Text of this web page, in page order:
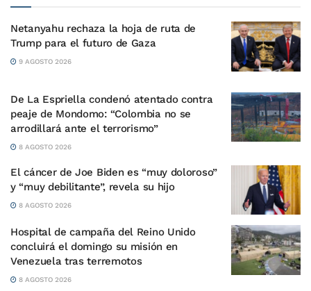
Netanyahu rechaza la hoja de ruta de
Trump para el futuro de Gaza
9 AGOSTO 2026
De La Espriella condenó atentado contra
peaje de Mondomo: “Colombia no se
arrodillará ante el terrorismo”
8 AGOSTO 2026
El cáncer de Joe Biden es “muy doloroso”
y “muy debilitante”, revela su hijo
8 AGOSTO 2026
Hospital de campaña del Reino Unido
concluirá el domingo su misión en
Venezuela tras terremotos
8 AGOSTO 2026